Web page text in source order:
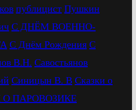
публицист Пушкин
С ДНЁМ ВОЕННО-
С Днём Рождения С
В.Н. Савостьянов
Синицын В. В Сказки о
О ПАРОВОЗИКЕ